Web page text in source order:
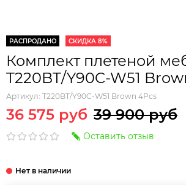
РАСПРОДАНО СКИДКА 8%
Комплект плетеной
T220BT/Y90C-W51
Артикул: T220BT/Y90C-W51 Brown 4Pcs
36 575 руб 39 900 руб
Оставить отзыв